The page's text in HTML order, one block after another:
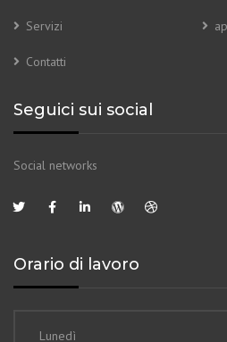
Servizi
Contatti
Seguici sui social
Social networks
Orario di lavoro
Lunedì